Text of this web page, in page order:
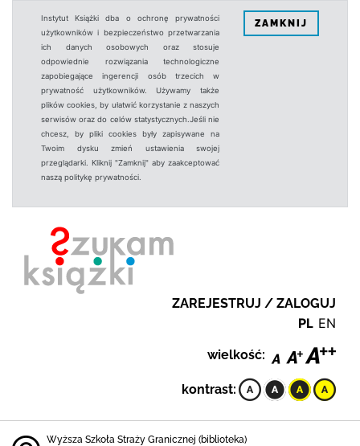
Instytut Książki dba o ochronę prywatności
użytkowników i bezpieczeństwo przetwarzania
ich danych osobowych oraz stosuje
odpowiednie rozwiązania technologiczne
zapobiegające ingerencji osób trzecich w
prywatność użytkowników. Używamy także
plików cookies, by ułatwić korzystanie z naszych
serwisów oraz do celów statystycznych.Jeśli nie
chcesz, by pliki cookies były zapisywane na
Twoim dysku zmień ustawienia swojej
przeglądarki. Kliknij "Zamknij" aby zaakceptować
naszą politykę prywatności.
ZAMKNIJ
ZAREJESTRUJ / ZALOGUJ
PL EN
wielkość:
kontrast:
Wyższa Szkoła Straży Granicznej (biblioteka)